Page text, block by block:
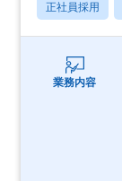
正社員採用
業務内容